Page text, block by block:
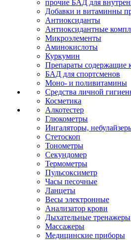
прочие БАД для
Добавки и витаминны
Антиоксиданты
Антиоксидантные
Микроэлементы
Аминокислоты
Куркумин
Препараты содержащие
БАД для спортсменов
Моно- и поливитамины
Средства личной
Косметика
Алкотестер
Глюкометры
Ингаляторы,
Стетоскоп
Тонометры
Секундомер
Термометры
Пульсоксиметр
Часы песочные
Ланцеты
Весы электронные
Анализатор крови
Дыхательные тренажеры
Массажеры
Медицинские приборы